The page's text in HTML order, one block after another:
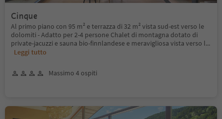
Cinque
Al primo piano con 95 m² e terrazza di 32 m² vista sud-est verso le
dolomiti - Adatto per 2-4 persone Chalet di montagna dotato di
private-jacuzzi e sauna bio-finnlandese e meravigliosa vista verso l...
Leggi tutto
Massimo 4 ospiti